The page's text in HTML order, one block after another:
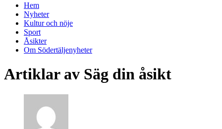
Hem
Nyheter
Kultur och nöje
Sport
Åsikter
Om Södertäljenyheter
Artiklar av Säg din åsikt